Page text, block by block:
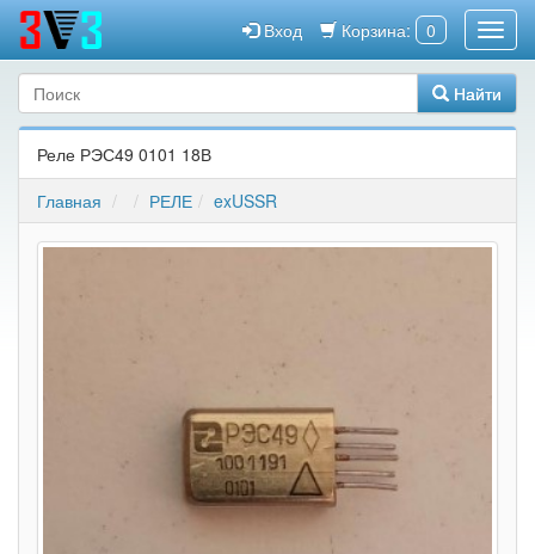
Корзина: 0
Вход
Найти
Реле РЭС49 0101 18В
Главная
РЕЛЕ exUSSR